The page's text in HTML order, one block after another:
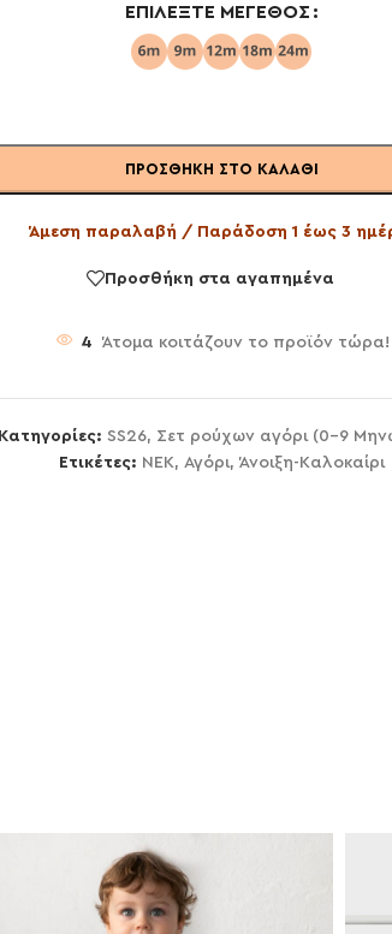
ΕΠΙΛΈΞΤΕ ΜΈΓΕΘΟΣ
ΠΡΟΣΘΉΚΗ ΣΤΟ ΚΑΛΆΘΙ
Άμεση παραλαβή / Παράδοση 1 έως 3
Προσθήκη στα αγαπημένα
4 Άτομα κοιτάζουν το προϊόν τώρα!
Κατηγορίες: SS26, Σετ ρούχων αγόρι (0-9
Ετικέτες: NEK, Αγόρι, Άνοιξη-Καλοκαίρι